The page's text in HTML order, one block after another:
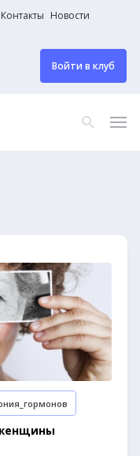
Контакты Новости
Войти в клуб